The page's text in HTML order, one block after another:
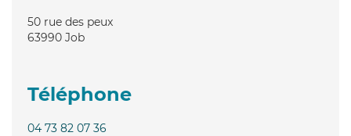
50 rue des peux
63990 Job
Téléphone
04 73 82 07 36